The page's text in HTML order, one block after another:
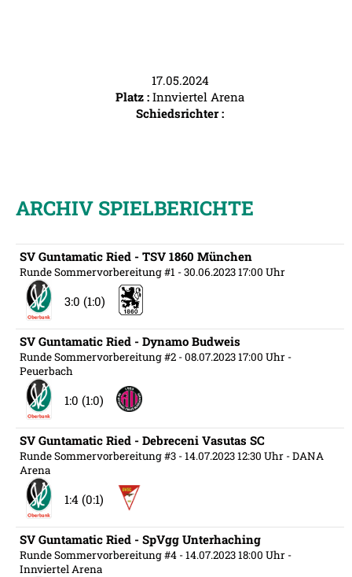
17.05.2024
Platz : Innviertel Arena
Schiedsrichter :
ARCHIV SPIELBERICHTE
SV Guntamatic Ried - TSV 1860 München
Runde Sommervorbereitung #1 - 30.06.2023 17:00 Uhr
3:0 (1:0)
SV Guntamatic Ried - Dynamo Budweis
Runde Sommervorbereitung #2 - 08.07.2023 17:00 Uhr -
Peuerbach
1:0 (1:0)
SV Guntamatic Ried - Debreceni Vasutas SC
Runde Sommervorbereitung #3 - 14.07.2023 12:30 Uhr - DANA
Arena
1:4 (0:1)
SV Guntamatic Ried - SpVgg Unterhaching
Runde Sommervorbereitung #4 - 14.07.2023 18:00 Uhr -
Innviertel Arena